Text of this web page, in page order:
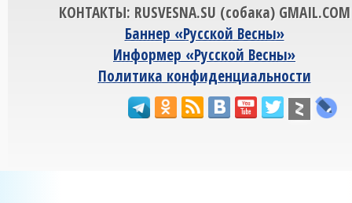
КОНТАКТЫ: RUSVESNA.SU (собака) GMAIL.COM
Баннер «Русской Весны»
Информер «Русской Весны»
Политика конфиденциальности